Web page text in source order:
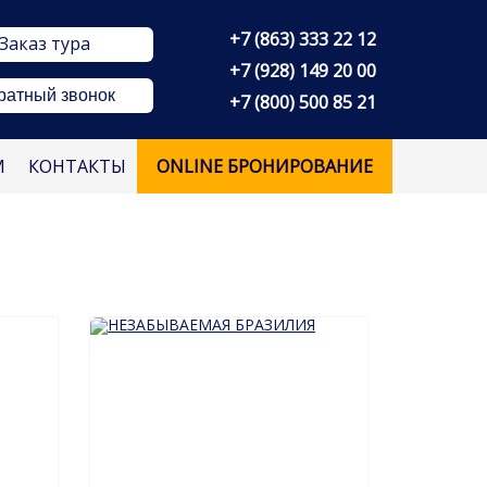
Заказ тура
звонок
+7 (863) 333 22 12
+7 (928) 149 20 00
+7 (800) 500 85 21
КОНТАКТЫ ONLINE БРОНИРОВАНИЕ